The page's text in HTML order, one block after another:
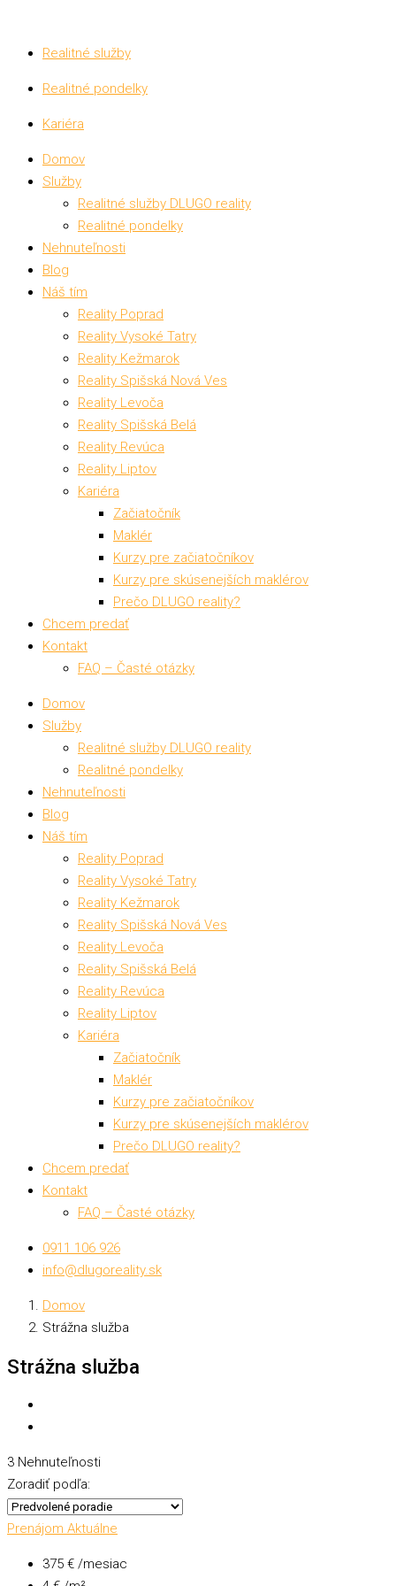
Realitné služby
Realitné pondelky
Kariéra
Domov
Služby
Realitné služby DLUGO reality
Realitné pondelky
Nehnuteľnosti
Blog
Náš tím
Reality Poprad
Reality Vysoké Tatry
Reality Kežmarok
Reality Spišská Nová Ves
Reality Levoča
Reality Spišská Belá
Reality Revúca
Reality Liptov
Kariéra
Začiatočník
Maklér
Kurzy pre začiatočníkov
Kurzy pre skúsenejších maklérov
Prečo DLUGO reality?
Chcem predať
Kontakt
FAQ – Časté otázky
Domov
Služby
Realitné služby DLUGO reality
Realitné pondelky
Nehnuteľnosti
Blog
Náš tím
Reality Poprad
Reality Vysoké Tatry
Reality Kežmarok
Reality Spišská Nová Ves
Reality Levoča
Reality Spišská Belá
Reality Revúca
Reality Liptov
Kariéra
Začiatočník
Maklér
Kurzy pre začiatočníkov
Kurzy pre skúsenejších maklérov
Prečo DLUGO reality?
Chcem predať
Kontakt
FAQ – Časté otázky
0911 106 926
info@dlugoreality.sk
Domov
Strážna služba
Strážna služba
3 Nehnuteľnosti
Zoradiť podľa:
Prenájom Aktuálne
375 € /mesiac